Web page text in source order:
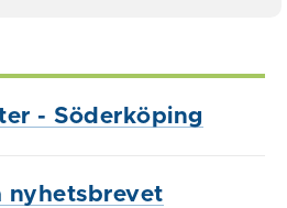
- Söderköping
nyhetsbrevet